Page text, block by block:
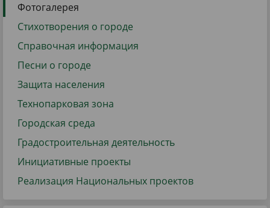
Фотогалерея
Стихотворения о городе
Справочная информация
Песни о городе
Защита населения
Технопарковая зона
Городская среда
Градостроительная деятельность
Инициативные проекты
Реализация Национальных проектов